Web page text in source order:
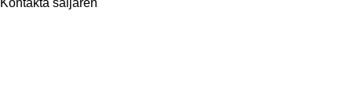
Kontakta säljaren